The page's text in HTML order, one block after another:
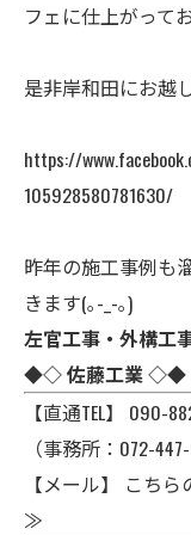
フェに仕上がって
是非岸和田にお越
https://
105928580781630/
昨年の施工事例も
きます(｡-_-｡)
左官工事・外構工
◆◇ 佐藤工業 ◇◆
【直通TEL】 090-
（事務所：072-
【メール】
こちら
≫